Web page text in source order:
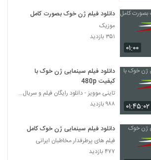
دانلود فیلم ایرانی کلاغ پر
دانلود فیلم چراغی در مه به کارگردانی پناه بر خدا
۱,۰۵۷ بازدید
دانلود فیلم بیتابی بیتا
۵,۸۵۶ بازدید
دانلود فیلم سیانور با لینک مستقیم و کیفیت
۰۱:۰۰
دانلود فیلم ژن خوک بصورت کامل
موزیک
۳۵۱ بازدید
۰۱:۴۵:۰۲
دانلود فیلم سینمایی ژن خوک با
کیفیت 480p
تاینی موویز - دانلود رایگان فیلم و سریال ایرانی جد
۹۸۸ بازدید
دانلود فیلم سینمایی ژن خوک کامل
فیلم های پرطرفدار مخاطبان ایرانی
۴۷۷ بازدید